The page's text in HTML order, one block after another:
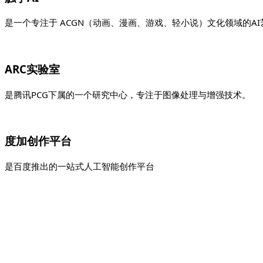
是一个专注于 ACGN（动画、漫画、游戏、轻小说）文化领域的AI
ARC实验室
是腾讯PCG下属的一个研究中心，专注于图像处理与增强技术。
度加创作平台
是百度推出的一站式人工智能创作平台